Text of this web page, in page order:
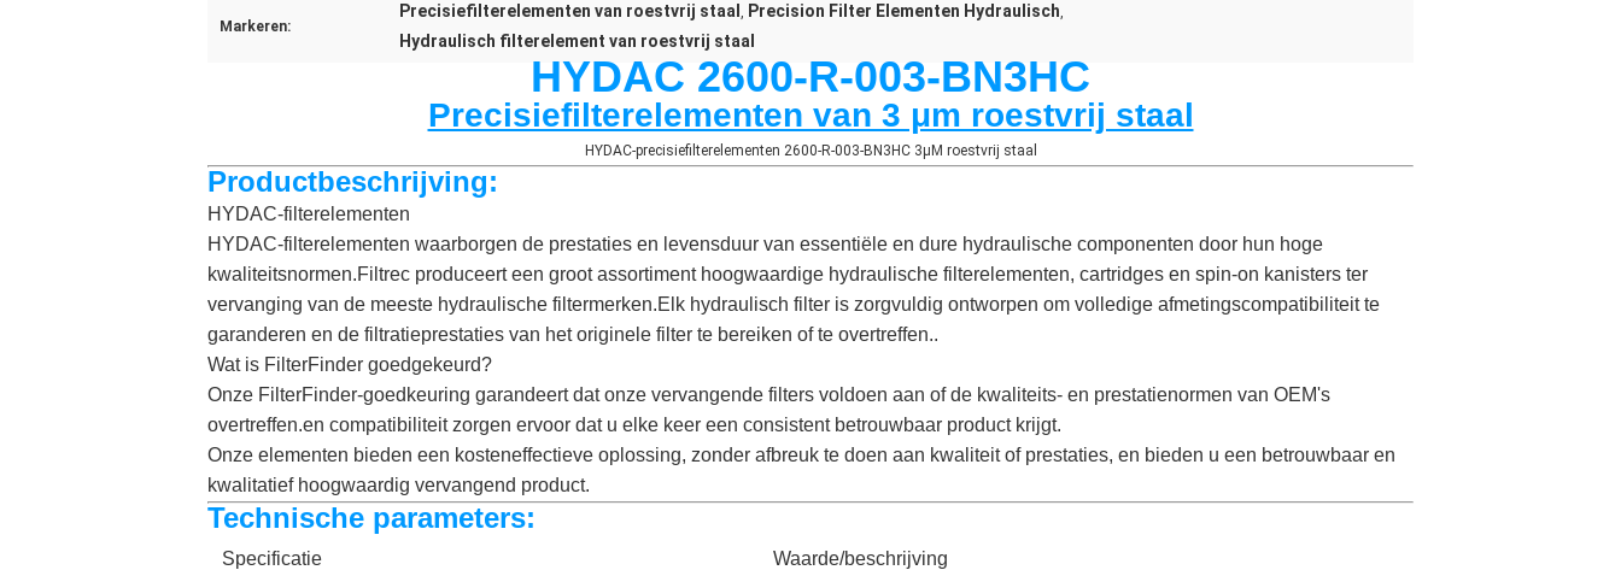
Markeren:
Precisiefilterelementen van roestvrij staal , Precision Filter Elementen Hydraulisch,
Hydraulisch filterelement van roestvrij staal
HYDAC 2600-R-003-BN3HC
Precisiefilterelementen van 3 μm roestvrij staal
HYDAC-precisiefilterelementen 2600-R-003-BN3HC 3μM roestvrij staal
Productbeschrijving:
HYDAC-filterelementen
HYDAC-filterelementen waarborgen de prestaties en levensduur van essentiële en dure hydraulische componenten door hun hoge
kwaliteitsnormen.Filtrec produceert een groot assortiment hoogwaardige hydraulische filterelementen, cartridges en spin-on kanisters ter
vervanging van de meeste hydraulische filtermerken.Elk hydraulisch filter is zorgvuldig ontworpen om volledige afmetingscompatibiliteit te
garanderen en de filtratieprestaties van het originele filter te bereiken of te overtreffen..
Wat is FilterFinder goedgekeurd?
Onze FilterFinder-goedkeuring garandeert dat onze vervangende filters voldoen aan of de kwaliteits- en prestatienormen van OEM's
overtreffen.en compatibiliteit zorgen ervoor dat u elke keer een consistent betrouwbaar product krijgt.
Onze elementen bieden een kosteneffectieve oplossing, zonder afbreuk te doen aan kwaliteit of prestaties, en bieden u een betrouwbaar en
kwalitatief hoogwaardig vervangend product.
Technische parameters:
Specificatie Waarde/beschrijving